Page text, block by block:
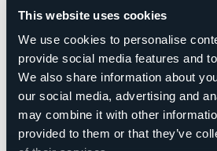
This website uses cookies
We use cookies to personalise
provide social media features and
We also share information about
our social media, advertising and
may combine it with other
provided to them or that they’ve
sabato mattina, oltre a 8 vetture di
gruppo “Scalda Gomme Team” by
e 6 vetture Porsche dello staff “
Liguria” a supporto dei partecipanti,
delle vetture.
Da Bannio Anzino, a fare da
vetture che saliranno in Valle
anche i ragazzi del Gruppo Volontari
Macugnaga, per raggiungere la
Frazione Staffa, dove intorno alle 16,